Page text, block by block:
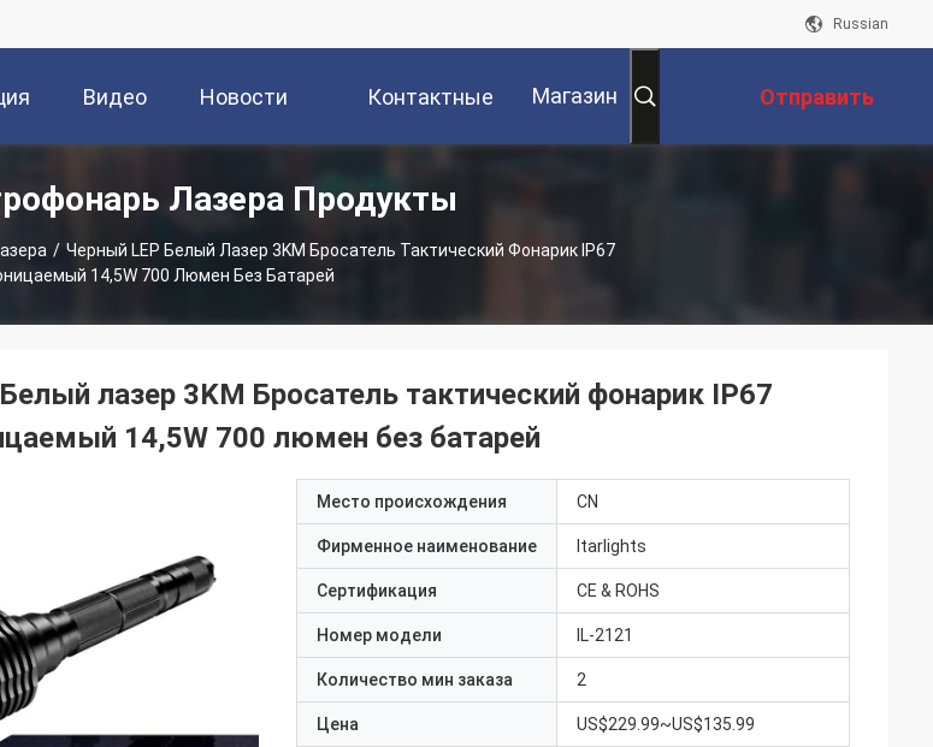
Russian
Видео Новости Контактные
Данные
Магазин Отправить
Лазера Продукты
/ Черный LEP Белый Лазер 3KM Бросатель Тактический Фонарик IP67
14,5W 700 Люмен Без Батарей
лазер 3KM Бросатель тактический фонарик IP67
14,5W 700 люмен без батарей
Место происхождения CN
Фирменное наименование Itarlights
Сертификация CE & ROHS
Номер модели IL-2121
Количество мин заказа 2
Цена US$229.99~US$135.99